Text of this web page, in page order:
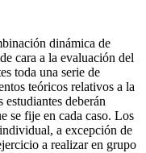
dinámica de
cara a la evaluación del
toda una serie de
teóricos relativos a la
deberán
se fije en cada caso. Los
a excepción de
a realizar en grupo